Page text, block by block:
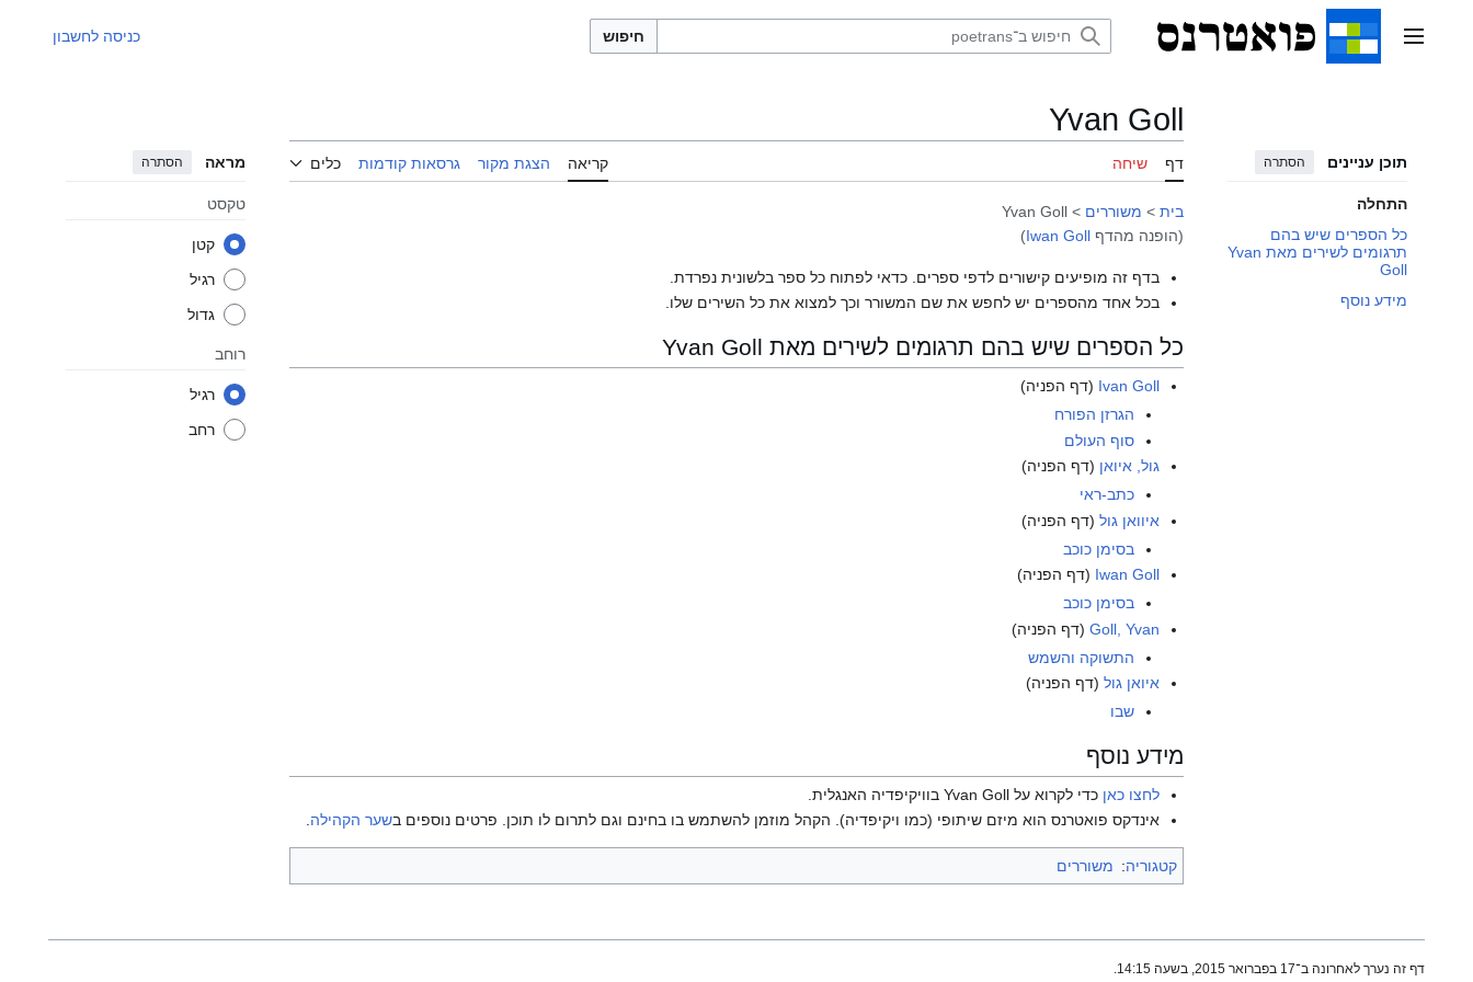
תפריט ראשי חיפוש כניסה לחשבון
תוכן עניינים הסתרה
התחלה
כל הספרים שיש בהם
תרגומים לשירים מאת Yvan
Goll
מידע נוסף
Yvan Goll
דף שיחה קריאה הצגת מקור גרסאות קודמות כלים מראה הסתרה
טקסט
קטן
רגיל
גדול
רוחב
רגיל
רחב
בית > משוררים >
Yvan Goll
(הופנה מהדף Iwan Goll
)
בדף זה מופיעים קישורים לדפי ספרים. כדאי לפתוח כל ספר בלשונית נפרדת.
בכל אחד מהספרים יש לחפש את שם המשורר וכך למצוא את כל השירים שלו.
כל הספרים שיש בהם תרגומים לשירים מאת Yvan Goll
Ivan Goll (דף הפניה)
הגרזן הפורח
סוף העולם
גול, איואן (דף הפניה)
כתב-ראי
איוואן גול (דף הפניה)
בסימן כוכב
Iwan Goll (דף הפניה)
בסימן כוכב
Goll, Yvan (דף הפניה)
התשוקה והשמש
איואן גול (דף הפניה)
שבו
מידע נוסף
לחצו כאן כדי לקרוא על Yvan Goll בוויקיפדיה האנגלית.
אינדקס פואטרנס הוא מיזם שיתופי (כמו ויקיפדיה). הקהל מוזמן להשתמש בו בחינם וגם לתרום לו תוכן. פרטים נוספים בשער הקהילה.
קטגוריה: משוררים
דף זה נערך לאחרונה ב־17 בפברואר 2015, בשעה 14:15.